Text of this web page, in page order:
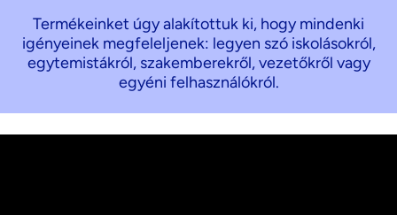
Termékeinket úgy alakítottuk ki, hogy mindenki
igényeinek megfeleljenek: legyen szó iskolásokról,
egytemistákról, szakemberekről, vezetőkről vagy
egyéni felhasználókról.